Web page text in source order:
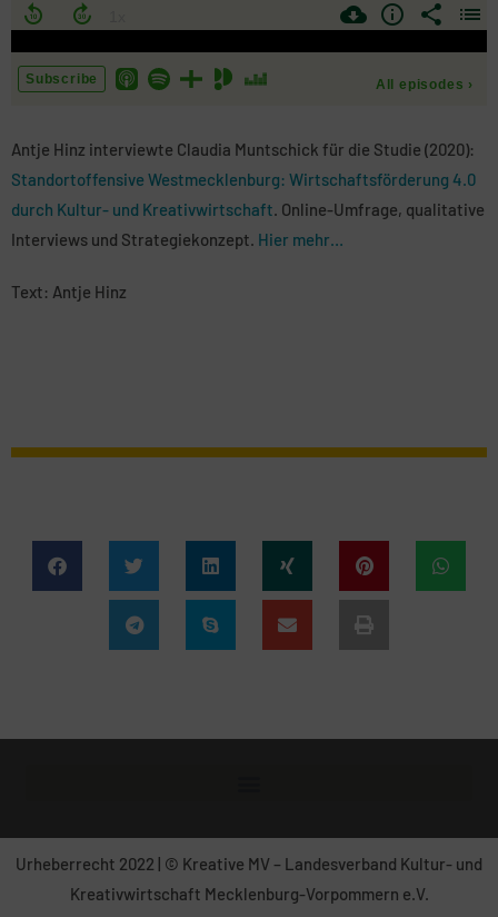
Antje Hinz interviewte Claudia Muntschick für die Studie (2020):
Standortoffensive Westmecklenburg: Wirtschaftsförderung 4.0
durch Kultur- und Kreativwirtschaft. Online-Umfrage, qualitative
Interviews und Strategiekonzept. Hier mehr…
Text: Antje Hinz
Urheberrecht 2022 | © Kreative MV – Landesverband Kultur- und
Kreativwirtschaft Mecklenburg-Vorpommern e.V.